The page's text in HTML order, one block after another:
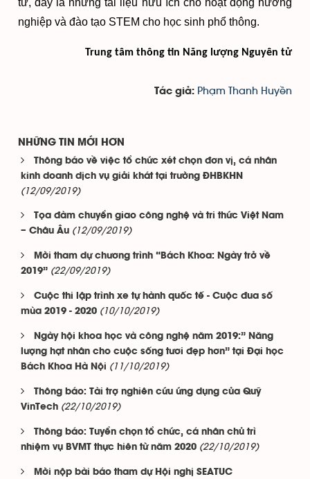
tử, đây là những tài liệu hữu ích cho hoạt động hướng
nghiệp và đào tạo STEM cho học sinh phổ thông.
Trung tâm thông tin Năng lượng Nguyên tử
Tác giả: Phạm Thanh Huyền
NHỮNG TIN MỚI HƠN
Thông báo về việc tổ chức xét chọn đơn vị, cá nhân
kinh doanh dịch vụ giải khát tại trường ĐHBKHN
(12/09/2019)
Tọa đàm chuyển giao công nghệ và tri thức Việt Nam
– Châu Âu (12/09/2019)
Mời tham dự chương trình “Bách Khoa: Ngày trở về
2019” (22/09/2019)
Cuộc thi lập trình xe tự hành quốc tế - Cuộc đua số
mùa 2019 - 2020 (10/10/2019)
Ngày hội khoa học và công nghệ năm 2019:” Năng
lượng hạt nhân cho cuộc sống tươi đẹp hơn” tại Đại học
Bách Khoa Hà Nội (11/10/2019)
Thông báo: Tài trợ nghiên cứu ứng dụng của Quỹ
VinTech (22/10/2019)
Thông báo: Tuyển chọn tổ chức, cá nhân chủ trì
nhiệm vụ BVMT thực hiên từ năm 2020 (22/10/2019)
Mời nộp bài báo tham dự Hội nghị SEATUC